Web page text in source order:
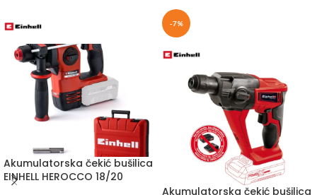
Akumulatorska čekić bušilica
EINHELL HEROCCO 18/20
-7%
Akumulatorska čekić bušilica